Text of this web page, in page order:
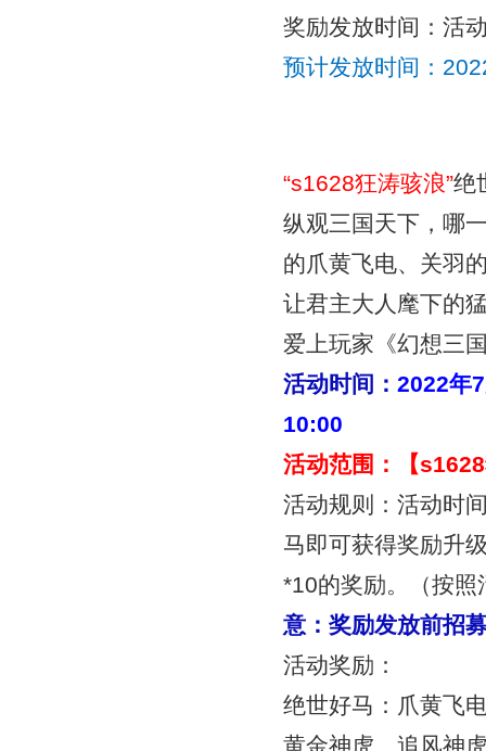
奖励发放时间：活
预计发放时间：
“s1628狂涛骇浪”绝
纵观三国天下，哪
的爪黄飞电、关羽
让君主大人麾下的
爱上玩家《幻想三
活动时间：2022年
10:00
活动范围：【
活动规则：活动时
马即可获得奖励升
*10的奖励。（按
意：奖励发放前招
活动奖励：
绝世好马：爪黄飞
黄金神虎、追风神